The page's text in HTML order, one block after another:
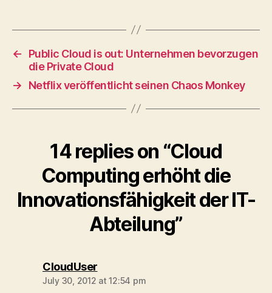
←
Public Cloud is out: Unternehmen bevorzugen
die Private Cloud
→
Netflix veröffentlicht seinen Chaos Monkey
14 replies on “Cloud
Computing erhöht die
Innovationsfähigkeit der IT-
Abteilung”
CloudUsersays:
July 30, 2012 at 12:54 pm